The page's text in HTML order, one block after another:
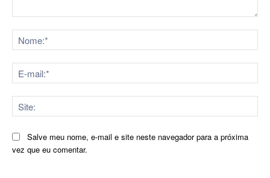
Salve meu nome, e-mail e site neste navegador para a próxima
vez que eu comentar.